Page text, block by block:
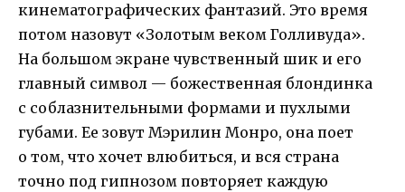
кинематографических фантазий. Это время
потом назовут «Золотым веком Голливуда».
На большом экране чувственный шик и его
главный символ — божественная блондинка
с соблазнительными формами и пухлыми
губами. Ее зовут Мэрилин Монро, она поет
о том, что хочет влюбиться, и вся страна
точно под гипнозом повторяет каждую